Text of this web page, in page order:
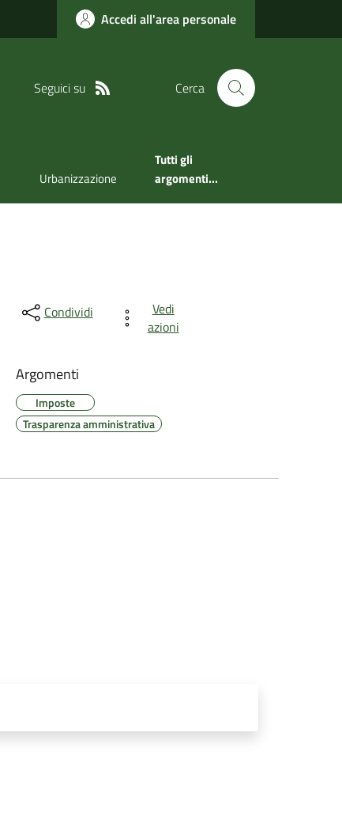
Accedi all'area personale
Seguici su Cerca
Urbanizzazione
Tutti gli
argomenti...
Condividi
Vedi
azioni
Argomenti
Imposte
Trasparenza amministrativa